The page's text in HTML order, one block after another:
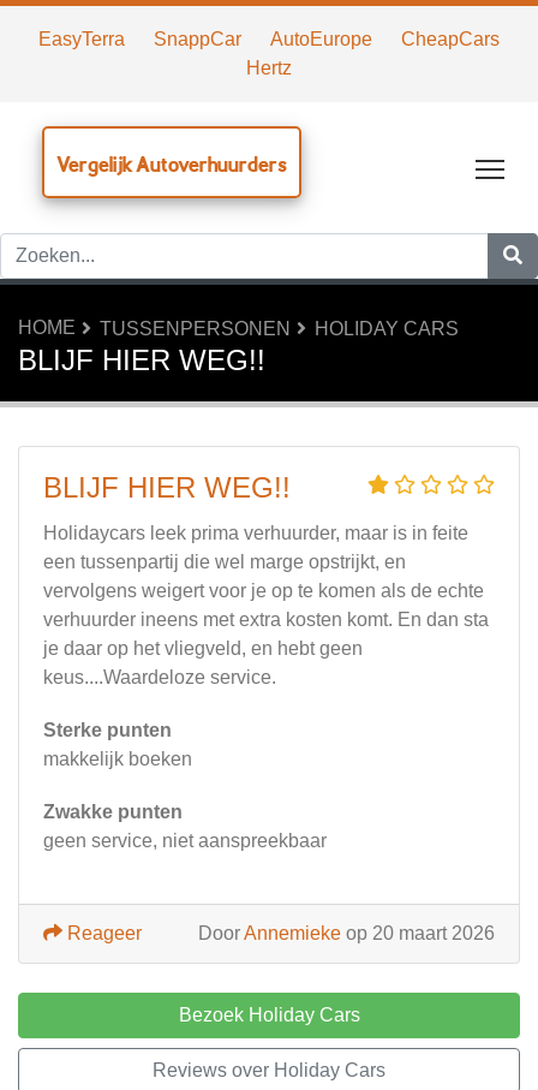
EasyTerra SnappCar AutoEurope
CheapCars
Hertz
Vergelijk Autoverhuurders
HOME TUSSENPERSONEN HOLIDAY CARS
BLIJF HIER WEG!!
BLIJF HIER WEG!!
Holidaycars leek prima verhuurder, maar is in feite
een tussenpartij die wel marge opstrijkt, en
vervolgens weigert voor je op te komen als de echte
verhuurder ineens met extra kosten komt. En dan sta
je daar op het vliegveld, en hebt geen
keus....Waardeloze service.
Sterke punten
makkelijk boeken
Zwakke punten
geen service, niet aanspreekbaar
DoorAnnemieke op 20 maart 2026
Reageer
Bezoek Holiday Cars
Reviews over Holiday Cars